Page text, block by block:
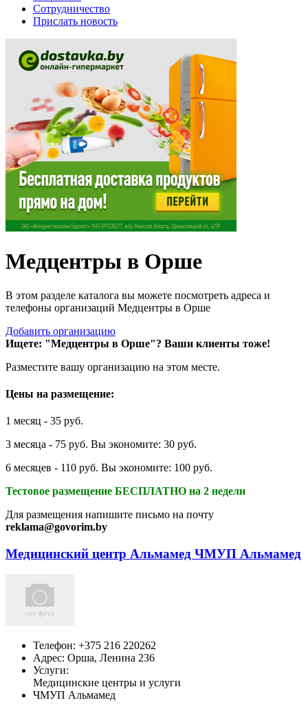
Сотрудничество
Прислать новость
Медцентры в Орше
В этом разделе каталога вы можете посмотреть адреса и
телефоны организаций Медцентры в Орше
Добавить организацию
Ищете: "Медцентры в Орше"? Ваши клиенты тоже!
Разместите вашу организацию на этом месте.
Цены на размещение:
1 месяц - 35 руб.
3 месяца - 75 руб. Вы экономите: 30 руб.
6 месяцев - 110 руб. Вы экономите: 100 руб.
Тестовое размещение БЕСПЛАТНО на 2 недели
Для размещения напишите письмо на почту
reklama@govorim.by
Медицинский центр Альмамед ЧМУП Альмамед
Телефон: +375 216 220262
Адрес: Орша, Ленина 236
Услуги:
Медицинские центры и услуги
ЧМУП Альмамед